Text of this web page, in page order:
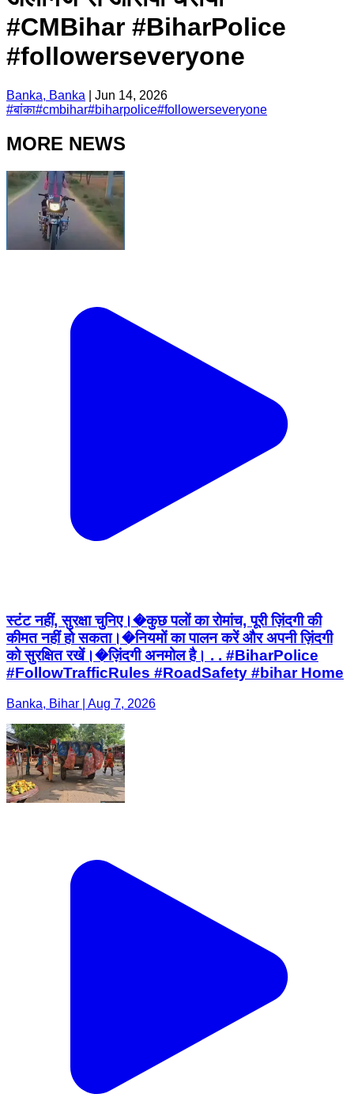
#CMBihar #BiharPolice
#followerseveryone
Banka, Banka
Jun 14, 2026
#बांका#cmbihar#biharpolice#followerseveryone
MORE NEWS
स्टंट नहीं, सुरक्षा चुनिए।�कुछ पलों का रोमांच, पूरी ज़िंदगी की
कीमत नहीं हो सकता।�नियमों का पालन करें और अपनी ज़िंदगी
को सुरक्षित रखें।�ज़िंदगी अनमोल है। . . #BiharPolice
#FollowTrafficRules #RoadSafety #bihar Home
Banka, Bihar | Aug 7, 2026